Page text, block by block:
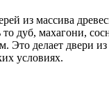
из массива
дуб, махагони,
Это делает двери
условиях.